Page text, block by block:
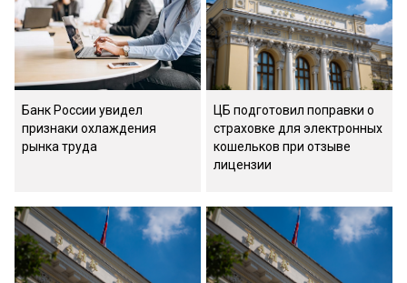
Банк России увидел
признаки охлаждения
рынка труда
ЦБ подготовил поправки о
страховке для электронных
кошельков при отзыве
лицензии